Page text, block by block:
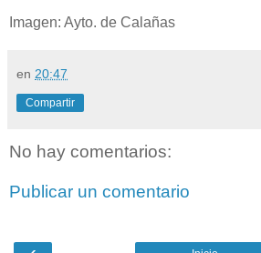
Imagen: Ayto. de Calañas
en 20:47
Compartir
No hay comentarios:
Publicar un comentario